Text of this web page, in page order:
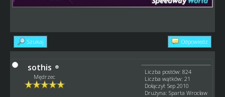
Szukaj Odpowiedz
sothis
Mędrzec
Liczba postów: 824
Liczba wątków: 21
Dołączył: Sep 2010
Drużyna: Sparta Wrocław